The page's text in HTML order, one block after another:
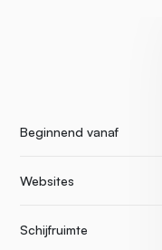
Beginnend vanaf
Websites
Schijfruimte